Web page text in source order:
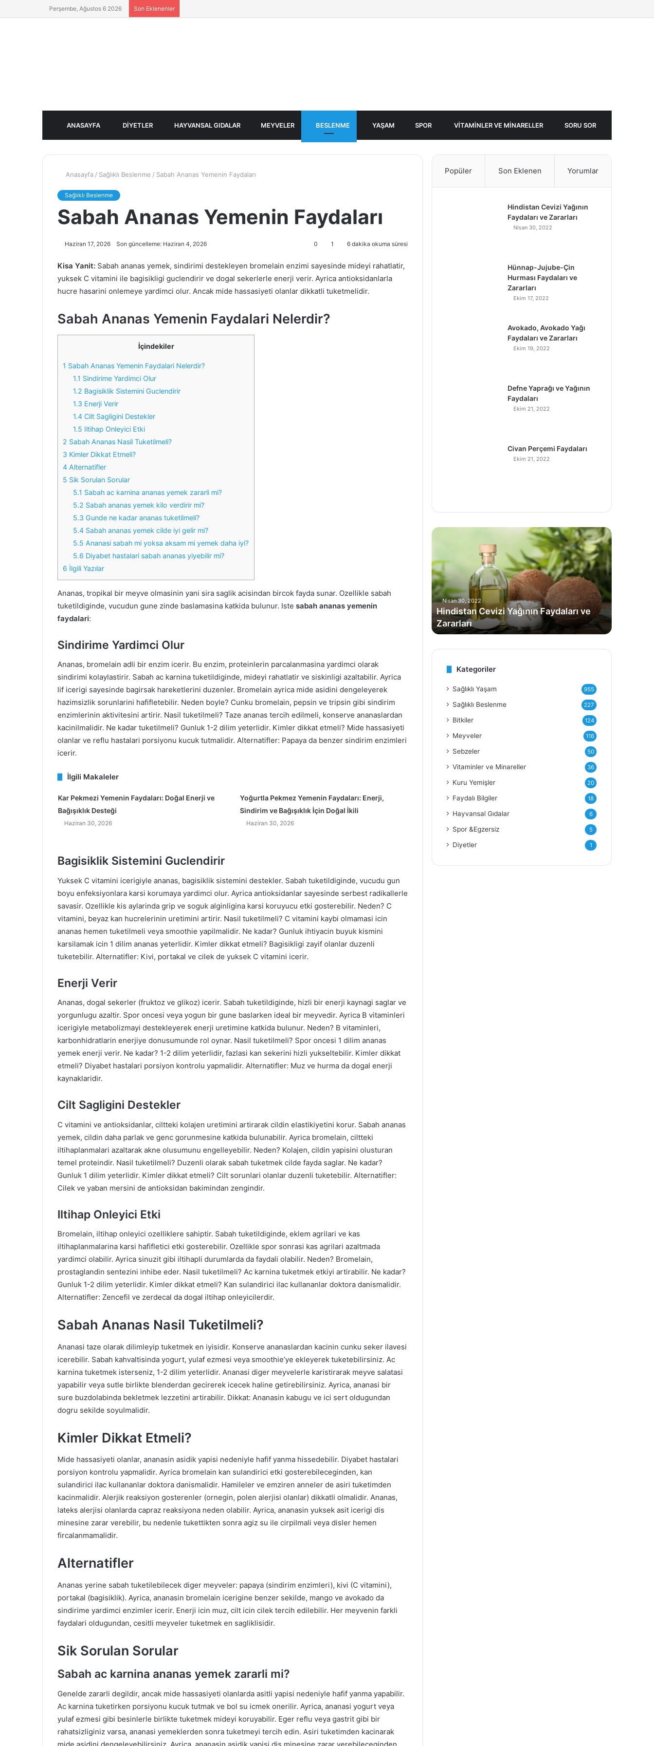
Perşembe, Ağustos 6 2026 Son Eklenenler
ANASAYFA DIYETLER HAYVANSAL GIDALAR MEYVELER BESLENME YAŞAM SPOR VITAMINLER VE MINARELLER SORU SOR
Anasayfa / Sağlıklı Beslenme / Sabah Ananas Yemenin Faydaları
Sağlıklı Beslenme
Sabah Ananas Yemenin Faydaları
Haziran 17, 2026 Son güncelleme: Haziran 4, 2026 0 1 6 dakika okuma süresi
Kisa Yanit: Sabah ananas yemek, sindirimi destekleyen bromelain enzimi sayesinde mideyi rahatlatir,
yuksek C vitamini ile bagisikligi guclendirir ve dogal sekerlerle enerji verir. Ayrica antioksidanlarla
hucre hasarini onlemeye yardimci olur. Ancak mide hassasiyeti olanlar dikkatli tuketmelidir.
Sabah Ananas Yemenin Faydalari Nelerdir?
İçindekiler
1 Sabah Ananas Yemenin Faydalari Nelerdir?
1.1 Sindirime Yardimci Olur
1.2 Bagisiklik Sistemini Guclendirir
1.3 Enerji Verir
1.4 Cilt Sagligini Destekler
1.5 Iltihap Onleyici Etki
2 Sabah Ananas Nasil Tuketilmeli?
3 Kimler Dikkat Etmeli?
4 Alternatifler
5 Sik Sorulan Sorular
5.1 Sabah ac karnina ananas yemek zararli mi?
5.2 Sabah ananas yemek kilo verdirir mi?
5.3 Gunde ne kadar ananas tuketilmeli?
5.4 Sabah ananas yemek cilde iyi gelir mi?
5.5 Ananasi sabah mi yoksa aksam mi yemek daha iyi?
5.6 Diyabet hastalari sabah ananas yiyebilir mi?
6 İlgili Yazılar
Ananas, tropikal bir meyve olmasinin yani sira saglik acisindan bircok fayda sunar. Ozellikle sabah
tuketildiginde, vucudun gune zinde baslamasina katkida bulunur. Iste sabah ananas yemenin
faydalari:
Sindirime Yardimci Olur
Ananas, bromelain adli bir enzim icerir. Bu enzim, proteinlerin parcalanmasina yardimci olarak
sindirimi kolaylastirir. Sabah ac karnina tuketildiginde, mideyi rahatlatir ve siskinligi azaltabilir. Ayrica
lif icerigi sayesinde bagirsak hareketlerini duzenler. Bromelain ayrica mide asidini dengeleyerek
hazimsizlik sorunlarini hafifletebilir. Neden boyle? Cunku bromelain, pepsin ve tripsin gibi sindirim
enzimlerinin aktivitesini artirir. Nasil tuketilmeli? Taze ananas tercih edilmeli, konserve ananaslardan
kacinilmalidir. Ne kadar tuketilmeli? Gunluk 1-2 dilim yeterlidir. Kimler dikkat etmeli? Mide hassasiyeti
olanlar ve reflu hastalari porsiyonu kucuk tutmalidir. Alternatifler: Papaya da benzer sindirim enzimleri
icerir.
İlgili Makaleler
Kar Pekmezi Yemenin Faydaları: Doğal Enerji ve
Bağışıklık Desteği
Haziran 30, 2026
Yoğurtla Pekmez Yemenin Faydaları: Enerji,
Sindirim ve Bağışıklık İçin Doğal İkili
Haziran 30, 2026
Bagisiklik Sistemini Guclendirir
Yuksek C vitamini icerigiyle ananas, bagisiklik sistemini destekler. Sabah tuketildiginde, vucudu gun
boyu enfeksiyonlara karsi korumaya yardimci olur. Ayrica antioksidanlar sayesinde serbest radikallerle
savasir. Ozellikle kis aylarinda grip ve soguk alginligina karsi koruyucu etki gosterebilir. Neden? C
vitamini, beyaz kan hucrelerinin uretimini artirir. Nasil tuketilmeli? C vitamini kaybi olmamasi icin
ananas hemen tuketilmeli veya smoothie yapilmalidir. Ne kadar? Gunluk ihtiyacin buyuk kismini
karsilamak icin 1 dilim ananas yeterlidir. Kimler dikkat etmeli? Bagisikligi zayif olanlar duzenli
tuketebilir. Alternatifler: Kivi, portakal ve cilek de yuksek C vitamini icerir.
Enerji Verir
Ananas, dogal sekerler (fruktoz ve glikoz) icerir. Sabah tuketildiginde, hizli bir enerji kaynagi saglar ve
yorgunlugu azaltir. Spor oncesi veya yogun bir gune baslarken ideal bir meyvedir. Ayrica B vitaminleri
icerigiyle metabolizmayi destekleyerek enerji uretimine katkida bulunur. Neden? B vitaminleri,
karbonhidratlarin enerjiye donusumunde rol oynar. Nasil tuketilmeli? Spor oncesi 1 dilim ananas
yemek enerji verir. Ne kadar? 1-2 dilim yeterlidir, fazlasi kan sekerini hizli yukseltebilir. Kimler dikkat
etmeli? Diyabet hastalari porsiyon kontrolu yapmalidir. Alternatifler: Muz ve hurma da dogal enerji
kaynaklaridir.
Cilt Sagligini Destekler
C vitamini ve antioksidanlar, ciltteki kolajen uretimini artirarak cildin elastikiyetini korur. Sabah ananas
yemek, cildin daha parlak ve genc gorunmesine katkida bulunabilir. Ayrica bromelain, ciltteki
iltihaplanmalari azaltarak akne olusumunu engelleyebilir. Neden? Kolajen, cildin yapisini olusturan
temel proteindir. Nasil tuketilmeli? Duzenli olarak sabah tuketmek cilde fayda saglar. Ne kadar?
Gunluk 1 dilim yeterlidir. Kimler dikkat etmeli? Cilt sorunlari olanlar duzenli tuketebilir. Alternatifler:
Cilek ve yaban mersini de antioksidan bakimindan zengindir.
Iltihap Onleyici Etki
Bromelain, iltihap onleyici ozelliklere sahiptir. Sabah tuketildiginde, eklem agrilari ve kas
iltihaplanmalarina karsi hafifletici etki gosterebilir. Ozellikle spor sonrasi kas agrilari azaltmada
yardimci olabilir. Ayrica sinuzit gibi iltihapli durumlarda da faydali olabilir. Neden? Bromelain,
prostaglandin sentezini inhibe eder. Nasil tuketilmeli? Ac karnina tuketmek etkiyi artirabilir. Ne kadar?
Gunluk 1-2 dilim yeterlidir. Kimler dikkat etmeli? Kan sulandirici ilac kullananlar doktora danismalidir.
Alternatifler: Zencefil ve zerdecal da dogal iltihap onleyicilerdir.
Sabah Ananas Nasil Tuketilmeli?
Ananasi taze olarak dilimleyip tuketmek en iyisidir. Konserve ananaslardan kacinin cunku seker ilavesi
icerebilir. Sabah kahvaltisinda yogurt, yulaf ezmesi veya smoothie’ye ekleyerek tuketebilirsiniz. Ac
karnina tuketmek isterseniz, 1-2 dilim yeterlidir. Ananasi diger meyvelerle karistirarak meyve salatasi
yapabilir veya sutle birlikte blenderdan gecirerek icecek haline getirebilirsiniz. Ayrica, ananasi bir
sure buzdolabinda bekletmek lezzetini artirabilir. Dikkat: Ananasin kabugu ve ici sert oldugundan
dogru sekilde soyulmalidir.
Kimler Dikkat Etmeli?
Mide hassasiyeti olanlar, ananasin asidik yapisi nedeniyle hafif yanma hissedebilir. Diyabet hastalari
porsiyon kontrolu yapmalidir. Ayrica bromelain kan sulandirici etki gosterebileceginden, kan
sulandirici ilac kullananlar doktora danismalidir. Hamileler ve emziren anneler de asiri tuketimden
kacinmalidir. Alerjik reaksiyon gosterenler (ornegin, polen alerjisi olanlar) dikkatli olmalidir. Ananas,
lateks alerjisi olanlarda capraz reaksiyona neden olabilir. Ayrica, ananasin yuksek asit icerigi dis
minesine zarar verebilir, bu nedenle tukettikten sonra agiz su ile cirpilmali veya disler hemen
fircalanmamalidir.
Alternatifler
Ananas yerine sabah tuketilebilecek diger meyveler: papaya (sindirim enzimleri), kivi (C vitamini),
portakal (bagisiklik). Ayrica, ananasin bromelain icerigine benzer sekilde, mango ve avokado da
sindirime yardimci enzimler icerir. Enerji icin muz, cilt icin cilek tercih edilebilir. Her meyvenin farkli
faydalari oldugundan, cesitli meyveler tuketmek en sagliklisidir.
Sik Sorulan Sorular
Sabah ac karnina ananas yemek zararli mi?
Genelde zararli degildir, ancak mide hassasiyeti olanlarda asitli yapisi nedeniyle hafif yanma yapabilir.
Ac karnina tuketirken porsiyonu kucuk tutmak ve bol su icmek onerilir. Ayrica, ananasi yogurt veya
yulaf ezmesi gibi besinlerle birlikte tuketmek mideyi koruyabilir. Eger reflu veya gastrit gibi bir
rahatsizliginiz varsa, ananasi yemeklerden sonra tuketmeyi tercih edin. Asiri tuketimden kacinarak
Popüler Son Eklenen Yorumlar
Hindistan Cevizi Yağının
Faydaları ve Zararları
Nisan 30, 2022
Hünnap-Jujube-Çin
Hurması Faydaları ve
Zararları
Ekim 17, 2022
Avokado, Avokado Yağı
Faydaları ve Zararları
Ekim 19, 2022
Defne Yaprağı ve Yağının
Faydaları
Ekim 21, 2022
Civan Perçemi Faydaları
Ekim 21, 2022
H
d
i
s
t
a
n
C
e
i
e
Nisan 30, 2022
Hindistan Cevizi Yağının Faydaları ve
Zararları
Kategoriler
Sağlıklı Yaşam 955
Sağlıklı Beslenme 227
Bitkiler 124
Meyveler 116
Sebzeler 50
Vitaminler ve Minareller 36
Kuru Yemişler 20
Faydalı Bilgiler 18
Hayvansal Gıdalar 6
Spor &Egzersiz 5
Diyetler 1